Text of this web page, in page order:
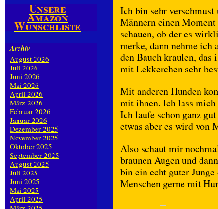
Ich bin sehr
Männern einen
schauen, ob der es
merke, dann nehme ich
den Bauch kraulen,
mit Lekkerchen sehr
Mit anderen Hunden
mit ihnen. Ich lass
Ich laufe schon ganz
etwas aber es wird von
Also schaut mir
braunen Augen und
bin ein echt guter
Menschen gerne mit
Unsere
Amazon
Wunschliste
Archiv
August 2026
Juli 2026
Juni 2026
Mai 2026
April 2026
März 2026
Februar 2026
Januar 2026
Dezember 2025
November 2025
Oktober 2025
September 2025
August 2025
Juli 2025
Juni 2025
Mai 2025
April 2025